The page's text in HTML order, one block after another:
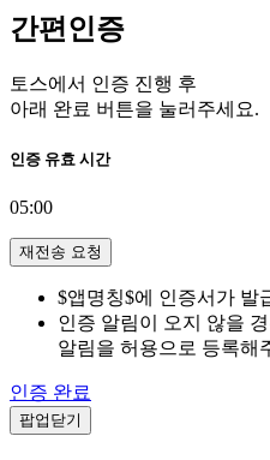
간편인증
토스에서 인증 진행 후
아래 완료 버튼을 눌러주세요.
인증 유효 시간
05:00
재전송 요청
$앱명칭$에 인증서가 발
인증 알림이 오지 않을
알림을 허용으로 등록해
인증 완료
팝업닫기